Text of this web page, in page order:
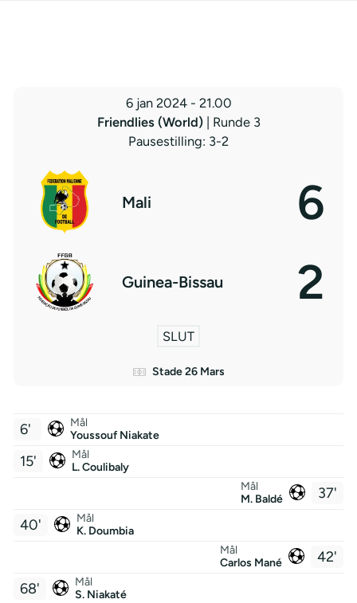
6 jan 2024 - 21.00
Friendlies (World)
| Runde 3
Pausestilling: 3-2
Mali 6
Guinea-Bissau 2
SLUT
Stade 26 Mars
Mål
Youssouf Niakate
6'
Mål
L. Coulibaly
15'
37'
Mål
M. Baldé
Mål
K. Doumbia
40'
42'
Mål
Carlos Mané
Mål
S. Niakaté
68'